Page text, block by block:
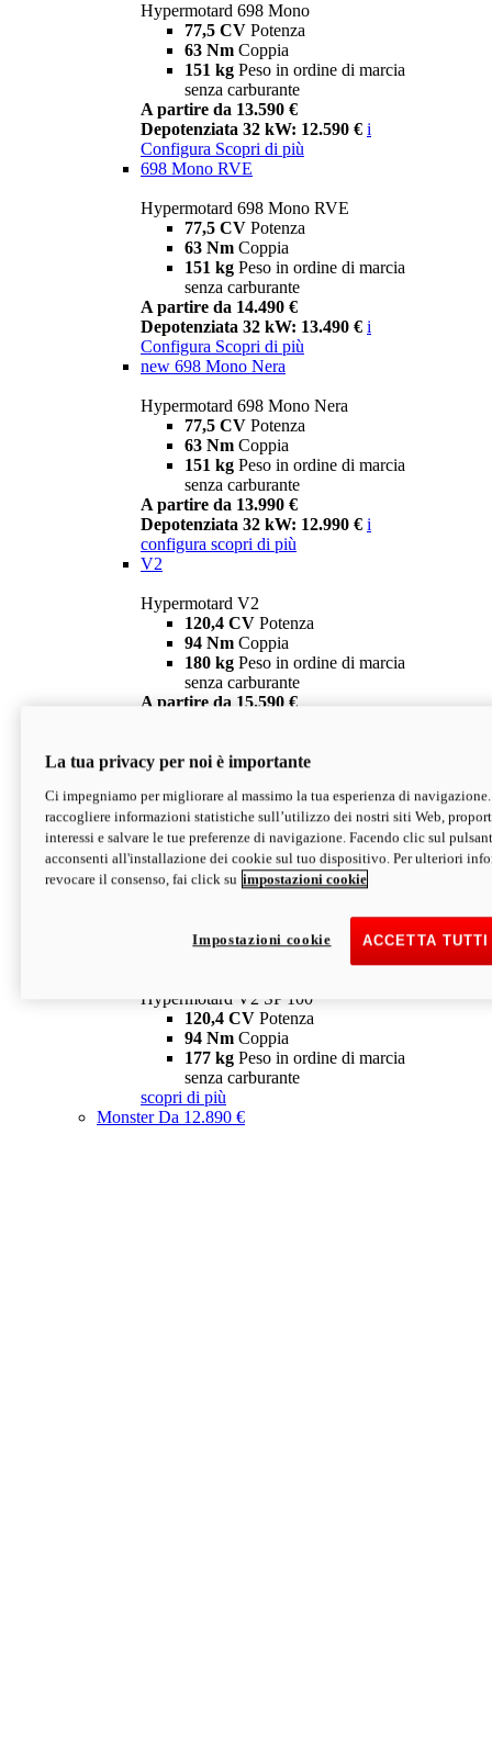
Hypermotard 698 Mono
77,5 CV Potenza
63 Nm Coppia
151 kg Peso in ordine di marcia
senza carburante
A partire da 13.590 €
Depotenziata 32 kW: 12.590 € i
Configura Scopri di più
698 Mono RVE
Hypermotard 698 Mono RVE
77,5 CV Potenza
63 Nm Coppia
151 kg Peso in ordine di marcia
senza carburante
A partire da 14.490 €
Depotenziata 32 kW: 13.490 € i
Configura Scopri di più
new 698 Mono Nera
Hypermotard 698 Mono Nera
77,5 CV Potenza
63 Nm Coppia
151 kg Peso in ordine di marcia
senza carburante
A partire da 13.990 €
Depotenziata 32 kW: 12.990 € i
configura scopri di più
V2
Hypermotard V2
120,4 CV Potenza
94 Nm Coppia
180 kg Peso in ordine di marcia
senza carburante
A partire da 15.590 €
V2 SP
Hypermotard V2 SP
120,4 CVPotenza
94 NmCoppia
177 kgPeso in ordine di marcia
senza carburante
Depotenziata 35 kW: 18.890 € i
configura scopri di più
Hypermotard V2 SP 100
120,4 CV Potenza
94 Nm Coppia
177 kg Peso in ordine di marcia
senza carburante
scopri di più
MonsterDa 12.890 €
La tua privacy per noi è importante
Ci impegniamo per migliorare al massimo la tua esperienza di
raccogliere informazioni statistiche sull’utilizzo dei nostri siti Web,
interessi e salvare le tue preferenze di navigazione. Facendo clic sul
acconsenti all'installazione dei cookie sul tuo dispositivo. Per ulteriori
revocare il consenso, fai click su impostazioni cookie
ACCETTA
Impostazioni cookie